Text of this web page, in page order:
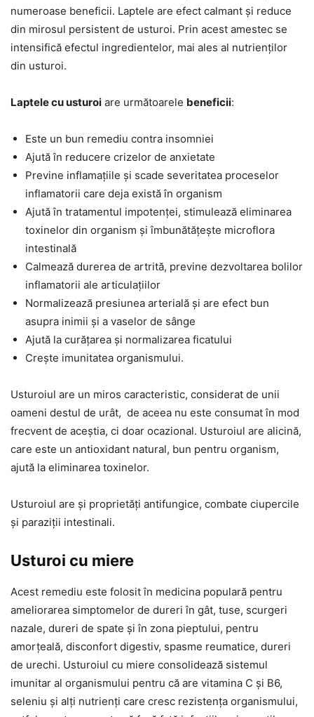
numeroase beneficii. Laptele are efect calmant și reduce
din mirosul persistent de usturoi. Prin acest amestec se
intensifică efectul ingredientelor, mai ales al nutrienților
din usturoi.
Laptele cu usturoi are următoarele beneficii:
Este un bun remediu contra insomniei
Ajută în reducere crizelor de anxietate
Previne inflamațiile și scade severitatea proceselor
inflamatorii care deja există în organism
Ajută în tratamentul impotenței, stimulează eliminarea
toxinelor din organism și îmbunătățește microflora
intestinală
Calmează durerea de artrită, previne dezvoltarea bolilor
inflamatorii ale articulațiilor
Normalizează presiunea arterială și are efect bun
asupra inimii și a vaselor de sânge
Ajută la curățarea și normalizarea ficatului
Crește imunitatea organismului.
Usturoiul are un miros caracteristic, considerat de unii
oameni destul de urât, de aceea nu este consumat în mod
frecvent de aceștia, ci doar ocazional. Usturoiul are alicină,
care este un antioxidant natural, bun pentru organism,
ajută la eliminarea toxinelor.
Usturoiul are și proprietăți antifungice, combate ciupercile
și paraziții intestinali.
Usturoi cu miere
Acest remediu este folosit în medicina populară pentru
ameliorarea simptomelor de dureri în gât, tuse, scurgeri
nazale, dureri de spate și în zona pieptului, pentru
amorțeală, disconfort digestiv, spasme reumatice, dureri
de urechi. Usturoiul cu miere consolidează sistemul
imunitar al organismului pentru că are vitamina C și B6,
seleniu și alți nutrienți care cresc rezistența organismului,